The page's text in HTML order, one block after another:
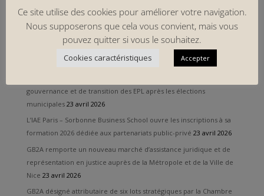
Retour sur l’intervention de GB2A à l’IAE Paris – Sorbonne Business
School dans le cadre de sa formation dédiée aux PPP 23 avril 2026
Grégory Berkovicz décrypte les grandes mutations profondes qui
redéfinissent aujourd’hui le secteur des data centers 23 avril 2026
gouvernance et de transition des EPL après les élections
municipales 23 avril 2026
L’IAE Paris – Sorbonne Business School ouvre les inscriptions à sa
formation 2026 dédiée aux partenariats public-privé 23 avril 2026
GB2A remporte un nouveau marché d’assistance juridique et de
représentation en justice auprès de la Métropole et de la Ville de
Nice 23 avril 2026
GB2A désigné attributaire de six lots stratégiques par la Chambre
Ce site utilise des cookies pour améliorer votre navigation.
Nous supposerons que cela vous convient, mais vous
pouvez quitter si vous le souhaitez.
Cookies caractéristiques Accepter